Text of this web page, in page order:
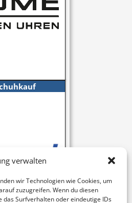
verwalten
wir Technologien wie Cookies, um
zuzugreifen. Wenn du diesen
Surfverhalten oder eindeutige IDs